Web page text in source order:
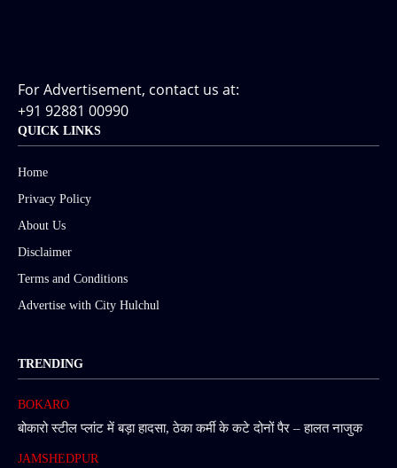
For Advertisement, contact us at:
+91 92881 00990
QUICK LINKS
Home
Privacy Policy
About Us
Disclaimer
Terms and Conditions
Advertise with City Hulchul
TRENDING
BOKARO
बोकारो स्टील प्लांट में बड़ा हादसा, ठेका कर्मी के कटे दोनों पैर – हालत नाजुक
JAMSHEDPUR